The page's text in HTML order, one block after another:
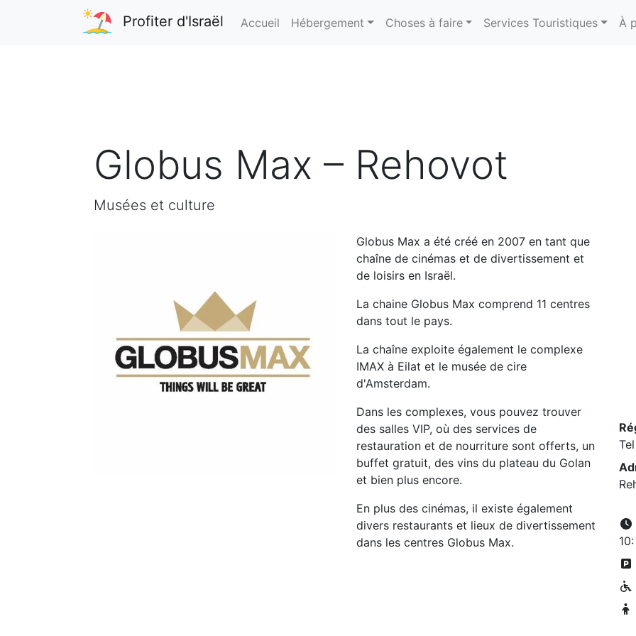
Profiter d'Israël Accueil Hébergement Choses à faire Services Touristiques À
Globus Max – Rehovot
Musées et culture
Globus Max a été créé en 2007 en tant que
chaîne de cinémas et de divertissement et
de loisirs en Israël.
La chaine Globus Max comprend 11 centres
dans tout le pays.
La chaîne exploite également le complexe
IMAX à Eilat et le musée de cire
d'Amsterdam.
Dans les complexes, vous pouvez trouver
des salles VIP, où des services de
restauration et de nourriture sont offerts, un
buffet gratuit, des vins du plateau du Golan
et bien plus encore.
En plus des cinémas, il existe également
divers restaurants et lieux de divertissement
dans les centres Globus Max.